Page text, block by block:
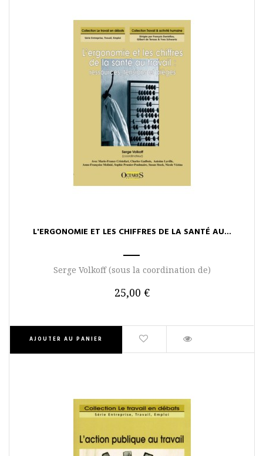
AJOUTER AU PANIER
L'ERGONOMIE ET LES CHIFFRES DE LA SANTÉ AU...
Serge Volkoff (sous la coordination de)
25,00 €